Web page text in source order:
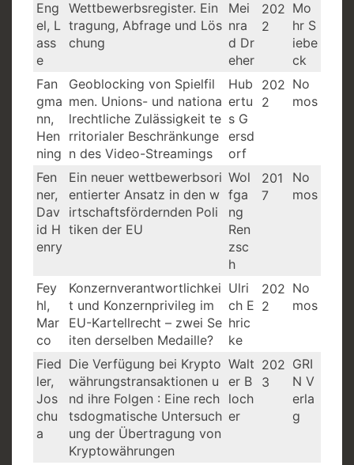
Eng
el, L
ass
e
Wettbewerbsregister. Ein
tragung, Abfrage und Lös
chung
Mei
nra
d Dr
eher
202
2
Mo
hr S
iebe
ck
Fan
gma
nn,
Hen
ning
Geoblocking von Spielfil
men. Unions- und nationa
lrechtliche Zulässigkeit te
rritorialer Beschränkunge
n des Video-Streamings
Hub
ertu
s G
ersd
orf
202
2
No
mos
Fen
ner,
Dav
id H
enry
Ein neuer wettbewerbsori
entierter Ansatz in den w
irtschaftsfördernden Poli
tiken der EU
Wol
fga
ng
Ren
zsc
h
201
7
No
mos
Fey
hl,
Mar
co
Konzernverantwortlichkei
t und Konzernprivileg im
EU-Kartellrecht – zwei Se
iten derselben Medaille?
Ulri
ch E
hric
ke
202
2
No
mos
Fied
ler,
Jos
chu
a
Die Verfügung bei Krypto
währungstransaktionen u
nd ihre Folgen : Eine rech
tsdogmatische Untersuch
ung der Übertragung von
Kryptowährungen
Walt
er B
loch
er
202
3
GRI
N V
erla
g